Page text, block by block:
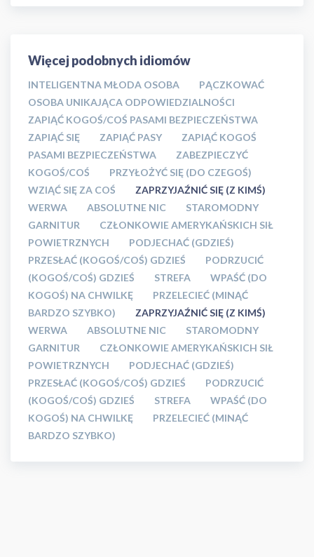
Więcej podobnych idiomów
INTELIGENTNA MŁODA OSOBA
PĄCZKOWAĆ
OSOBA UNIKAJĄCA ODPOWIEDZIALNOŚCI
ZAPIĄĆ KOGOŚ/COŚ PASAMI BEZPIECZEŃSTWA
ZAPIĄĆ SIĘ
ZAPIĄĆ PASY
ZAPIĄĆ KOGOŚ
PASAMI BEZPIECZEŃSTWA
ZABEZPIECZYĆ
KOGOŚ/COŚ
PRZYŁOŻYĆ SIĘ (DO CZEGOŚ)
WZIĄĆ SIĘ ZA COŚ
ZAPRZYJAŹNIĆ SIĘ (Z KIMŚ)
WERWA
ABSOLUTNE NIC
STAROMODNY
GARNITUR
CZŁONKOWIE AMERYKAŃSKICH SIŁ
POWIETRZNYCH
PODJECHAĆ (GDZIEŚ)
PRZESŁAĆ (KOGOŚ/COŚ) GDZIEŚ
PODRZUCIĆ
(KOGOŚ/COŚ) GDZIEŚ
STREFA
WPAŚĆ (DO
KOGOŚ) NA CHWILKĘ
PRZELECIEĆ (MINĄĆ
BARDZO SZYBKO)
ZAPRZYJAŹNIĆ SIĘ (Z KIMŚ)
WERWA
ABSOLUTNE NIC
STAROMODNY
GARNITUR
CZŁONKOWIE AMERYKAŃSKICH SIŁ
POWIETRZNYCH
PODJECHAĆ (GDZIEŚ)
PRZESŁAĆ (KOGOŚ/COŚ) GDZIEŚ
PODRZUCIĆ
(KOGOŚ/COŚ) GDZIEŚ
STREFA
WPAŚĆ (DO
KOGOŚ) NA CHWILKĘ
PRZELECIEĆ (MINĄĆ
BARDZO SZYBKO)